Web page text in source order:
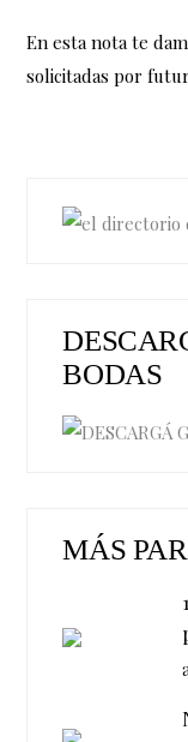
En esta nota te
solicitadas por
BODAS
MÁS